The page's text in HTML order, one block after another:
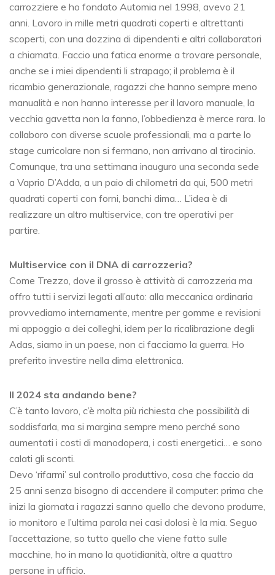
carrozziere e ho fondato Automia nel 1998, avevo 21
anni. Lavoro in mille metri quadrati coperti e altrettanti
scoperti, con una dozzina di dipendenti e altri collaboratori
a chiamata. Faccio una fatica enorme a trovare personale,
anche se i miei dipendenti li strapago; il problema è il
ricambio generazionale, ragazzi che hanno sempre meno
manualità e non hanno interesse per il lavoro manuale, la
vecchia gavetta non la fanno, l’obbedienza è merce rara. Io
collaboro con diverse scuole professionali, ma a parte lo
stage curricolare non si fermano, non arrivano al tirocinio.
Comunque, tra una settimana inauguro una seconda sede
a Vaprio D’Adda, a un paio di chilometri da qui, 500 metri
quadrati coperti con forni, banchi dima… L’idea è di
realizzare un altro multiservice, con tre operativi per
partire.
Multiservice con il DNA di carrozzeria?
Come Trezzo, dove il grosso è attività di carrozzeria ma
offro tutti i servizi legati all’auto: alla meccanica ordinaria
provvediamo internamente, mentre per gomme e revisioni
mi appoggio a dei colleghi, idem per la ricalibrazione degli
Adas, siamo in un paese, non ci facciamo la guerra. Ho
preferito investire nella dima elettronica.
Il 2024 sta andando bene?
C’è tanto lavoro, c’è molta più richiesta che possibilità di
soddisfarla, ma si margina sempre meno perché sono
aumentati i costi di manodopera, i costi energetici… e sono
calati gli sconti.
Devo ‘rifarmi’ sul controllo produttivo, cosa che faccio da
25 anni senza bisogno di accendere il computer: prima che
inizi la giornata i ragazzi sanno quello che devono produrre,
io monitoro e l’ultima parola nei casi dolosi è la mia. Seguo
l’accettazione, so tutto quello che viene fatto sulle
macchine, ho in mano la quotidianità, oltre a quattro
persone in ufficio.